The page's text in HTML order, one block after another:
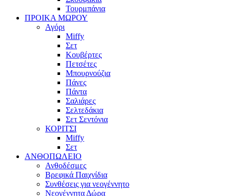
Τουρμπάνια
ΠΡΟΙΚΑ ΜΩΡΟΥ
Αγόρι
Miffy
Σετ
Κουβέρτες
Πετσέτες
Μπουρνούζια
Πάνες
Πάντα
Σαλιάρες
Σελτεδάκια
Σετ Σεντόνια
ΚΟΡΙΤΣΙ
Miffy
Σετ
ΑΝΘΟΠΩΛΕΙΟ
Ανθοδέσμες
Βρεφικά Παιχνίδια
Συνθέσεις για νεογέννητο
Νεογέννητα Δώρα